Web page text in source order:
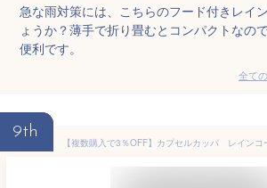
急な雨対策には、こちらのフード付きレイ
ょうか？薄手で折り畳むとコンパクトなの
便利です。
全て
9th